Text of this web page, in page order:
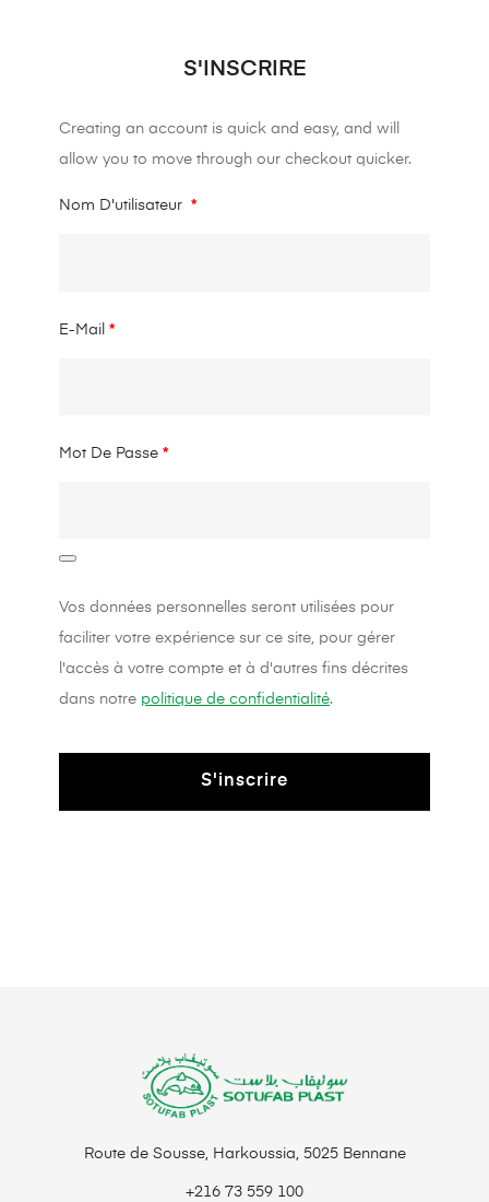
S'INSCRIRE
Creating an account is quick and easy, and will
allow you to move through our checkout quicker.
Nom D'utilisateur *
E-Mail *
Mot De Passe *
Vos données personnelles seront utilisées pour
faciliter votre expérience sur ce site, pour gérer
l'accès à votre compte et à d'autres fins décrites
dans notre politique de confidentialité.
S'inscrire
Route de Sousse, Harkoussia, 5025 Bennane
+216 73 559 100